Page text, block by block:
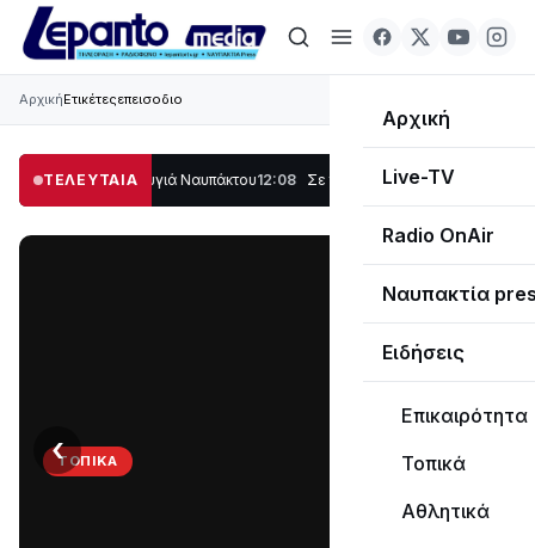
Αρχική
Live-TV
Radio OnAir
Ναυπακτία
Ειδήσεις
Επικαιρότητα
Τοπικά
Αθλητικά
ΑρχικήΕτικέτεςεπεισοδιο
ΤΕΛΕΥΤΑΙΑ
στο Λυγιά Ναυπάκτου12:08 Σε τροχιά υλοποίησης η Παράκαμψη
ΤΟΠΙΚΆ
‹